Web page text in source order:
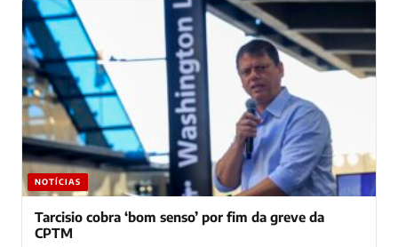
NOTÍCIAS
Tarcisio cobra ‘bom senso’ por fim da greve da
CPTM